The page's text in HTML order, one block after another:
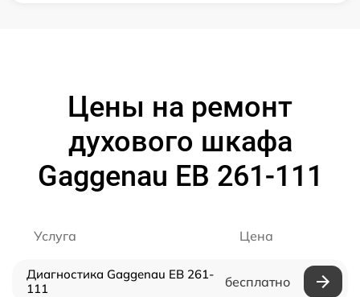
Цены на ремонт
духового шкафа
Gaggenau EB 261-111
Услуга Цена
Диагностика Gaggenau EB 261-
111
бесплатно